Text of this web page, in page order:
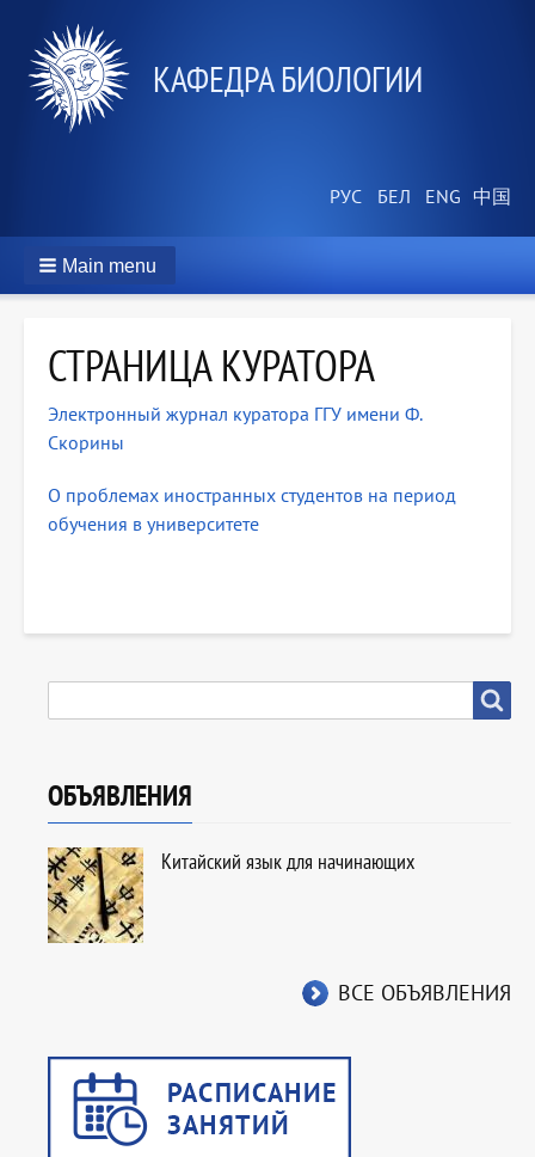
КАФЕДРА БИОЛОГИИ
Main menu
СТРАНИЦА КУРАТОРА
Электронный журнал куратора ГГУ имени Ф.
Скорины
О проблемах иностранных студентов на период
обучения в университете
ОБЪЯВЛЕНИЯ
Китайский язык для начинающих
ВСЕ ОБЪЯВЛЕНИЯ